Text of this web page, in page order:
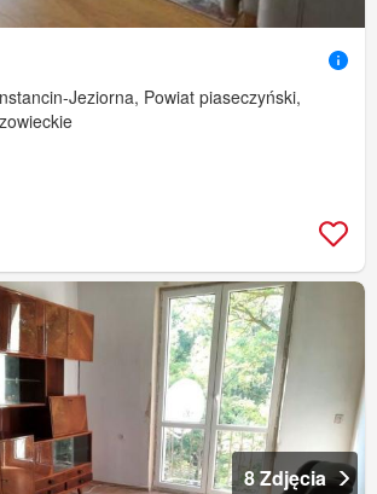
Jeziorna, Powiat piaseczyński,
8 Zdjęcia